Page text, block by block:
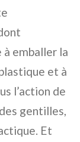
à emballer la
et à
l’action de
gentilles,
Et